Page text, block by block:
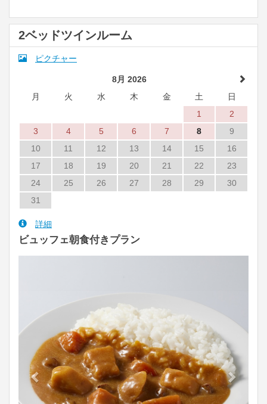
2ベッドツインルーム
ピクチャー
8月 2026
月
火 水 木 金 土
日
1
2
3
4 5 6 7 8
9
10
11 12 13 14 15
16
17
18 19 20 21 22
23
24
25 26 27 28 29
30
31
詳細
ビュッフェ朝食付きプラン